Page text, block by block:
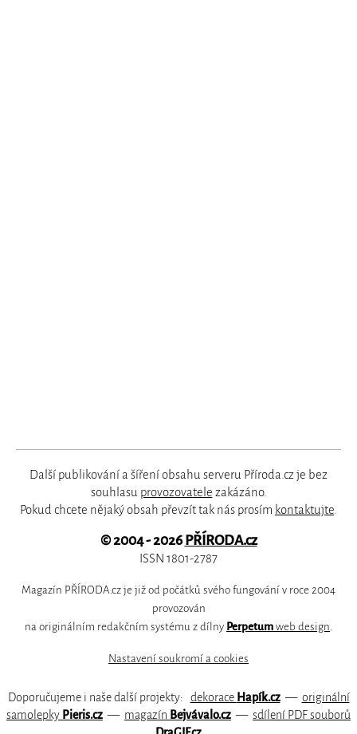
Další publikování a šíření obsahu serveru Příroda.cz je bez
souhlasu provozovatele zakázáno.
Pokud chcete nějaký obsah převzít tak nás prosím kontaktujte.
© 2004 - 2026PŘÍRODA.cz
ISSN 1801-2787
Magazín PŘÍRODA.cz je již od počátků svého fungování v roce 2004
provozován
na originálním redakčním systému z dílny Perpetum web design
Nastavení soukromí a cookies
Doporučujeme i naše další projekty: dekorace Hapík.cz— originální
samolepky Pieris.cz — magazín Bejvávalo.cz — sdílení PDF souborů